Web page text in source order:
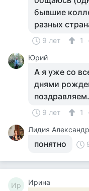
бывшие
разных
9 лет
1
Юрий
А я уже со
днями
9 лет
1
Лидия
понятно
Ир Ирина